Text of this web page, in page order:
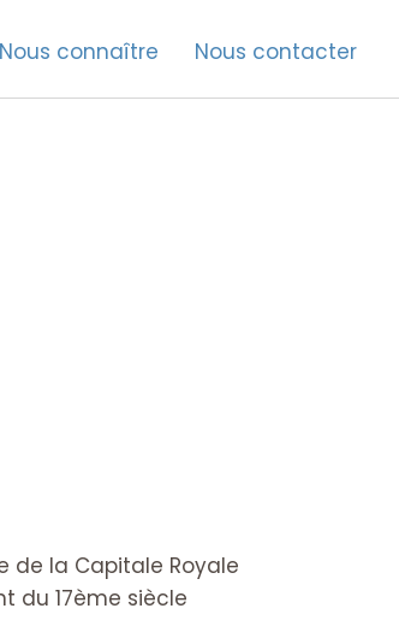
Nous connaître Nous contacter
de la Capitale Royale
du 17ème siècle